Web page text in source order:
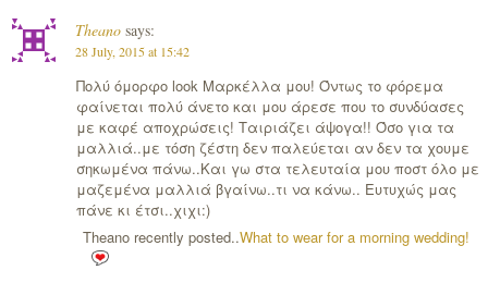
Theano says:
28 July, 2015 at 15:42
Πολύ όμορφο look Μαρκέλλα μου! Όντως το φόρεμα
φαίνεται πολύ άνετο και μου άρεσε που το συνδύασες
με καφέ αποχρώσεις! Ταιριάζει άψογα!! Όσο για τα
μαλλιά..με τόση ζέστη δεν παλεύεται αν δεν τα χουμε
σηκωμένα πάνω..Και γω στα τελευταία μου ποστ όλο με
μαζεμένα μαλλιά βγαίνω..τι να κάνω.. Ευτυχώς μας
πάνε κι έτσι..χιχι:)
Theano recently posted..What to wear for a morning wedding!